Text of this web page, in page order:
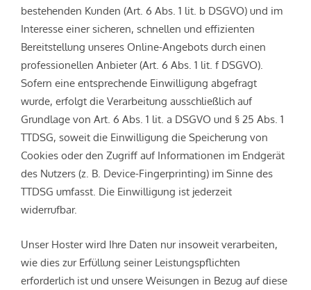
bestehenden Kunden (Art. 6 Abs. 1 lit. b DSGVO) und im
Interesse einer sicheren, schnellen und effizienten
Bereitstellung unseres Online-Angebots durch einen
professionellen Anbieter (Art. 6 Abs. 1 lit. f DSGVO).
Sofern eine entsprechende Einwilligung abgefragt
wurde, erfolgt die Verarbeitung ausschließlich auf
Grundlage von Art. 6 Abs. 1 lit. a DSGVO und § 25 Abs. 1
TTDSG, soweit die Einwilligung die Speicherung von
Cookies oder den Zugriff auf Informationen im Endgerät
des Nutzers (z. B. Device-Fingerprinting) im Sinne des
TTDSG umfasst. Die Einwilligung ist jederzeit
widerrufbar.
Unser Hoster wird Ihre Daten nur insoweit verarbeiten,
wie dies zur Erfüllung seiner Leistungspflichten
erforderlich ist und unsere Weisungen in Bezug auf diese